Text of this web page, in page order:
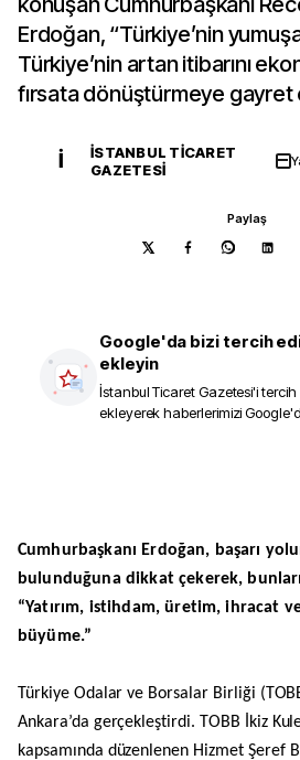
Erdoğan, “Türkiye’nin
Türkiye’nin artan itibarını
fırsata dönüştürmeye
İ
İSTANBUL TICARET
GAZETESI
Paylaş
Google'da bizi tercih
ekleyin
İstanbul Ticaret Gazetesi'i
ekleyerek haberlerimizi
Cumhurbaşkanı Erdoğan, başarı
bulunduğuna dikkat çekerek, bunları
“Yatırım, istihdam, üretim, ihracat
büyüme.”
Türkiye Odalar ve Borsalar Birliği
Ankara’da gerçekleştirdi. TOBB İkiz
kapsamında düzenlenen Hizmet Şeref